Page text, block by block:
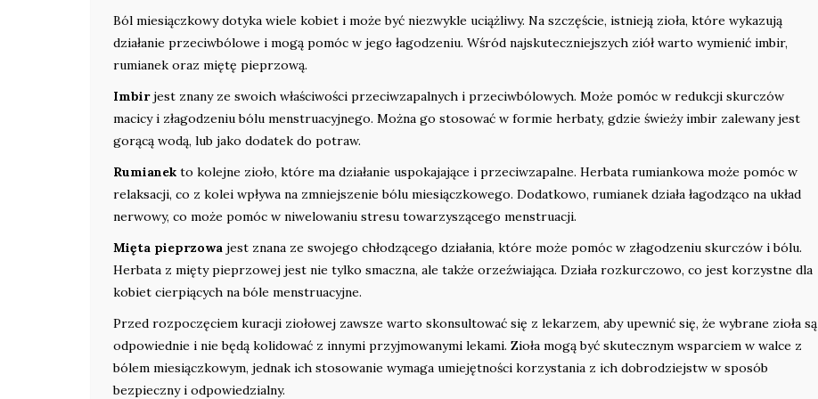
Ból miesiączkowy dotyka wiele kobiet i może być niezwykle uciążliwy. Na szczęście, istnieją zioła, które wykazują
działanie przeciwbólowe i mogą pomóc w jego łagodzeniu. Wśród najskuteczniejszych ziół warto wymienić imbir,
rumianek oraz miętę pieprzową.
Imbirjest znany ze swoich właściwości przeciwzapalnych i przeciwbólowych. Może pomóc w redukcji skurczów
macicy i złagodzeniu bólu menstruacyjnego. Można go stosować w formie herbaty, gdzie świeży imbir zalewany jest
gorącą wodą, lub jako dodatek do potraw.
Rumianek to kolejne zioło, które ma działanie uspokajające i przeciwzapalne. Herbata rumiankowa może pomóc w
relaksacji, co z kolei wpływa na zmniejszenie bólu miesiączkowego. Dodatkowo, rumianek działa łagodząco na układ
nerwowy, co może pomóc w niwelowaniu stresu towarzyszącego menstruacji.
Mięta pieprzowa jest znana ze swojego chłodzącego działania, które może pomóc w złagodzeniu skurczów i bólu.
Herbata z mięty pieprzowej jest nie tylko smaczna, ale także orzeźwiająca. Działa rozkurczowo, co jest korzystne dla
kobiet cierpiących na bóle menstruacyjne.
Przed rozpoczęciem kuracji ziołowej zawsze warto skonsultować się z lekarzem, aby upewnić się, że wybrane zioła są
odpowiednie i nie będą kolidować z innymi przyjmowanymi lekami. Zioła mogą być skutecznym wsparciem w walce z
bólem miesiączkowym, jednak ich stosowanie wymaga umiejętności korzystania z ich dobrodziejstw w sposób
bezpieczny i odpowiedzialny.